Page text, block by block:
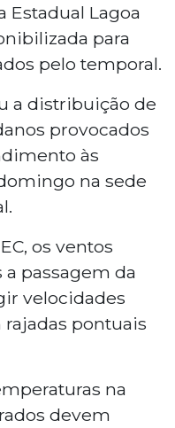
Estadual Lagoa
para
pelo temporal.
a distribuição de
provocados
às
na sede
os ventos
passagem da
velocidades
pontuais
na
devem